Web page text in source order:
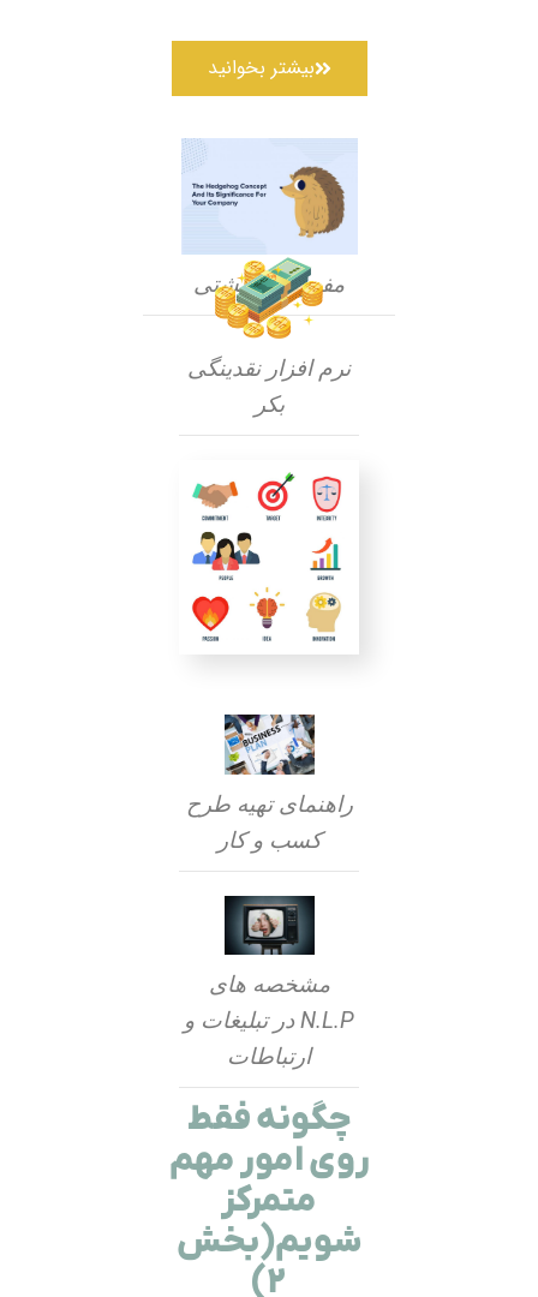
بیشتر بخوانید
مفهوم خارپشتی
چگونه فقط
روی امور مهم
متمرکز
شویم(بخش
۲)
نرم افزار نقدینگی
بکر
راهنمای تهیه طرح
کسب و کار
مشخصه های
N.L.P در تبلیغات و
ارتباطات